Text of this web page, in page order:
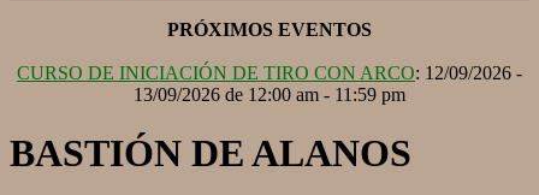
PRÓXIMOS EVENTOS
CURSO DE INICIACIÓN DE TIRO CON ARCO: 12/09/2026 -
13/09/2026 de 12:00 am - 11:59 pm
BASTIÓN DE ALANOS